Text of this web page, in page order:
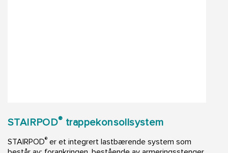
STAIRPOD® trappekonsollsystem
STAIRPOD® er et integrert lastbærende system som